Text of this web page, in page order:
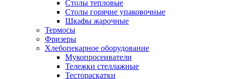
Столы тепловые
Столы горячие упаковочные
Шкафы жарочные
Термосы
Фризеры
Хлебопекарное оборудование
Мукопросеиватели
Тележки стеллажные
Тестораскатки